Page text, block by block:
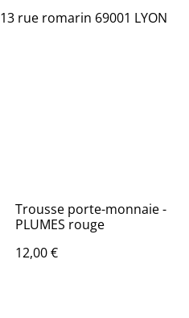
13 rue romarin 69001 LYON
Trousse porte-monnaie -
PLUMES rouge
12,00 €